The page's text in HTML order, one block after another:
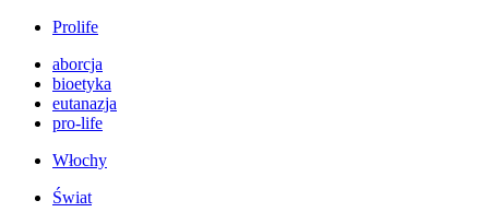
Prolife
aborcja
bioetyka
eutanazja
pro-life
Włochy
Świat